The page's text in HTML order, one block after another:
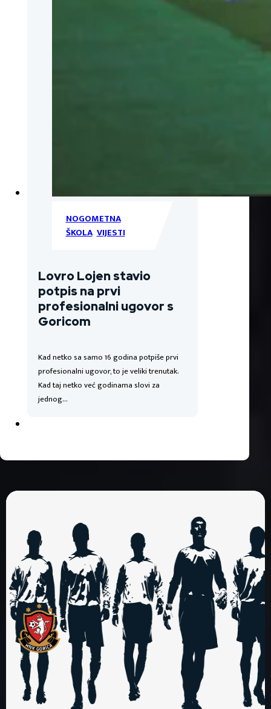
NOGOMETNA
ŠKOLA,VIJESTI
Lovro Lojen stavio
potpis na prvi
profesionalni ugovor s
Goricom
Kad netko sa samo 16 godina potpiše prvi
profesionalni ugovor, to je veliki trenutak.
Kad taj netko već godinama slovi za
jednog…